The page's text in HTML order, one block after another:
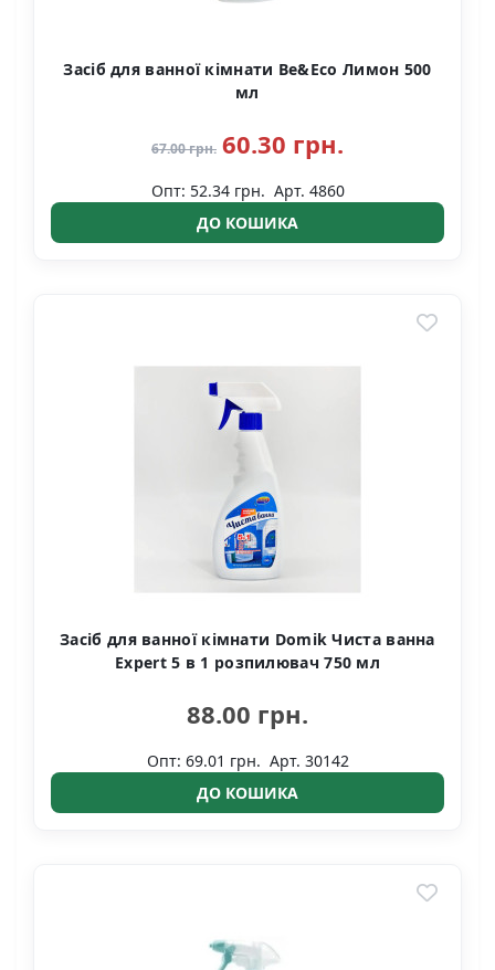
Засіб для ванної кімнати Be&Eco Лимон 500
мл
67.00 грн. 60.30 грн.
Опт: 52.34 грн. Арт. 4860
ДО КОШИКА
Засіб для ванної кімнати Domik Чиста ванна
Expert 5 в 1 розпилювач 750 мл
88.00 грн.
Опт: 69.01 грн. Арт. 30142
ДО КОШИКА